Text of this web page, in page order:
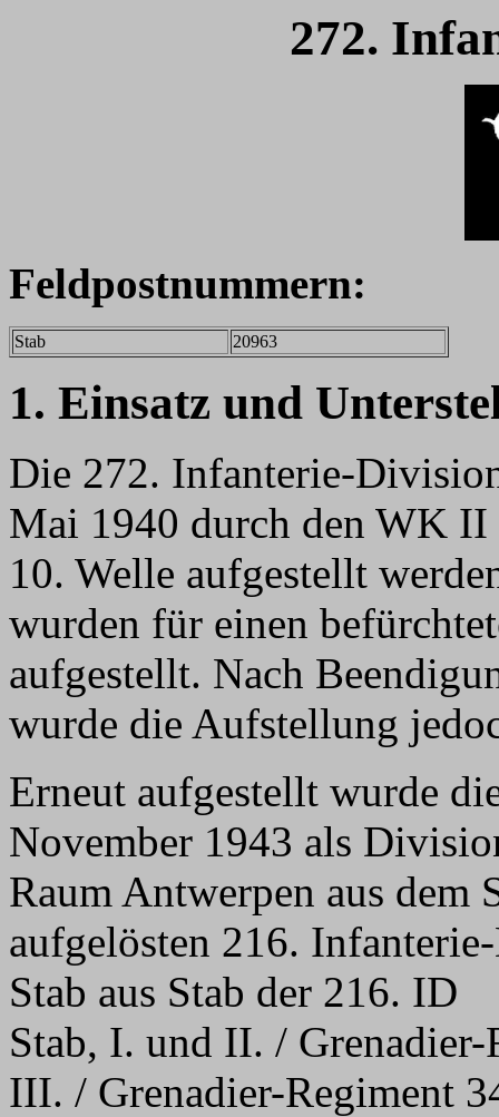
272.
Feldpostnummern:
Stab 20963
1. Einsatz und
Die 272. Infanterie-
Mai 1940 durch den WK
10. Welle aufgestellt
wurden für einen
aufgestellt. Nach
wurde die Aufstellung
Erneut aufgestellt wurde
November 1943 als
Raum Antwerpen aus dem
aufgelösten 216.
Stab aus Stab der 216. ID
Stab, I. und II. /
III. / Grenadier-Regiment